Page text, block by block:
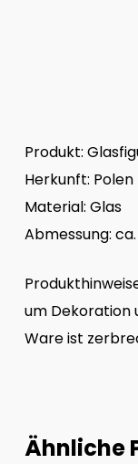
Produkt:
Herkunft: Polen
Material: Glas
Abmessung:
um Dekoration
Ware ist
Ähnliche